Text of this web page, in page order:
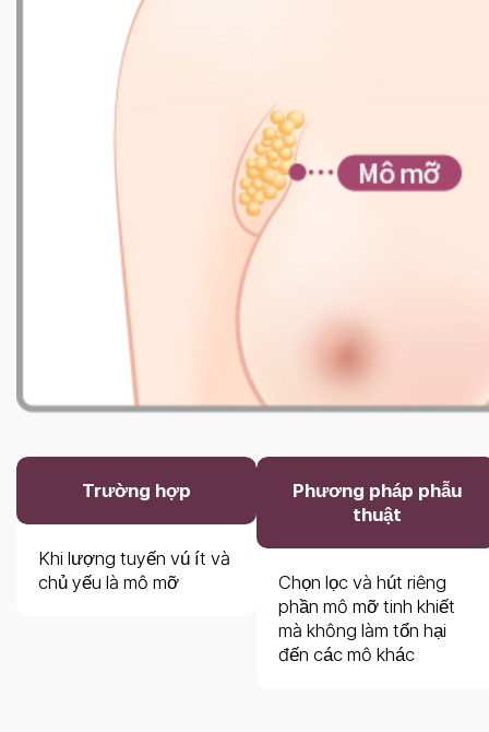
Trường hợp
Khi lượng tuyến vú ít và
chủ yếu là mô mỡ
Phương pháp phẫu
thuật
Chọn lọc và hút riêng
phần mô mỡ tinh khiết
mà không làm tổn hại
đến các mô khác